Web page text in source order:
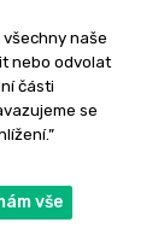
naše
nebo odvolat
části
se
vše